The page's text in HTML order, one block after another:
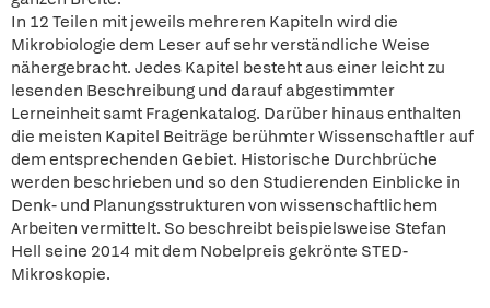
In 12 Teilen mit jeweils mehreren Kapiteln wird die
Mikrobiologie dem Leser auf sehr verständliche Weise
nähergebracht. Jedes Kapitel besteht aus einer leicht zu
lesenden Beschreibung und darauf abgestimmter
Lerneinheit samt Fragenkatalog. Darüber hinaus enthalten
die meisten Kapitel Beiträge berühmter Wissenschaftler auf
dem entsprechenden Gebiet. Historische Durchbrüche
werden beschrieben und so den Studierenden Einblicke in
Denk- und Planungsstrukturen von wissenschaftlichem
Arbeiten vermittelt. So beschreibt beispielsweise Stefan
Hell seine 2014 mit dem Nobelpreis gekrönte STED-
Mikroskopie.